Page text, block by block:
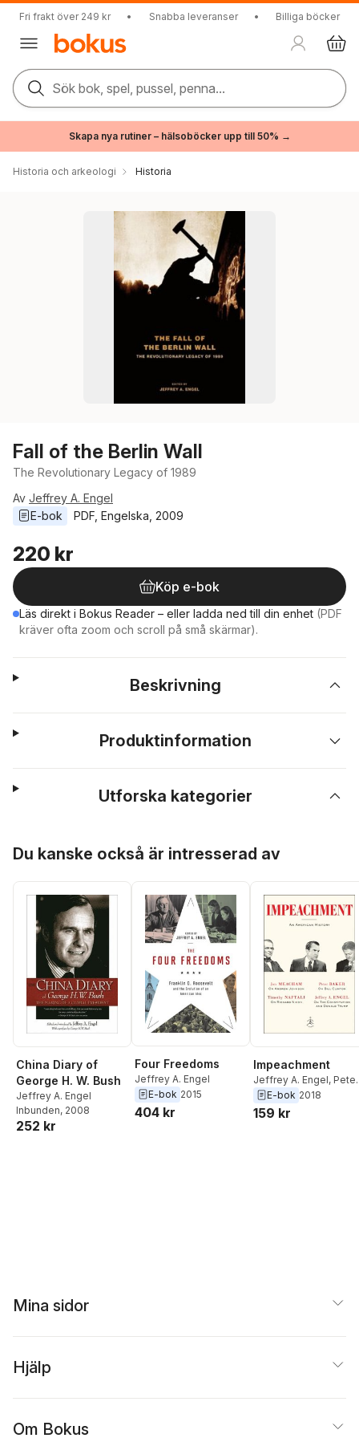
Fri frakt över 249 kr • Snabba leveranser • Billiga böcker
Sök bok, spel, pussel, penna...
Skapa nya rutiner – hälsoböcker upp till 50% →
Historia och arkeologi Historia
Fall of the Berlin Wall
The Revolutionary Legacy of 1989
Av Jeffrey A. Engel
E-bok
PDF Engelska 2009
220 kr
Köp e-bok
Läs direkt i Bokus Reader – eller ladda ned till din enhet (PDF
kräver ofta zoom och scroll på små skärmar).
Beskrivning
Produktinformation
Utforska kategorier
Du kanske också är intresserad av
China Diary of
George H. W. Bush
Jeffrey A. Engel
Inbunden, 2008
252 kr
Four Freedoms
Jeffrey A. Engel
E-bok 2015
404 kr
Impeachment
Jeffrey A. Engel, Peter
Baker,Timothy Naftali
Jon Meacham
E-bok 2018
159 kr
Mina sidor
Hjälp
Om Bokus